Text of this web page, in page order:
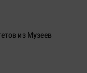
из Музеев